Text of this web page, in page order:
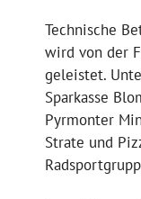
Technische
wird von der
geleistet.
Sparkasse
Pyrmonter
Strate und